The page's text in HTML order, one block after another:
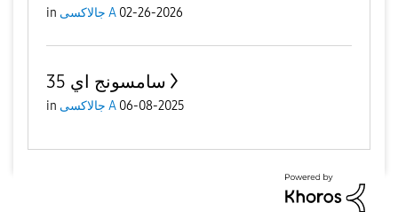
in جالاكسى A 02-26-2026
سامسونج اي 35
in جالاكسى A 06-08-2025